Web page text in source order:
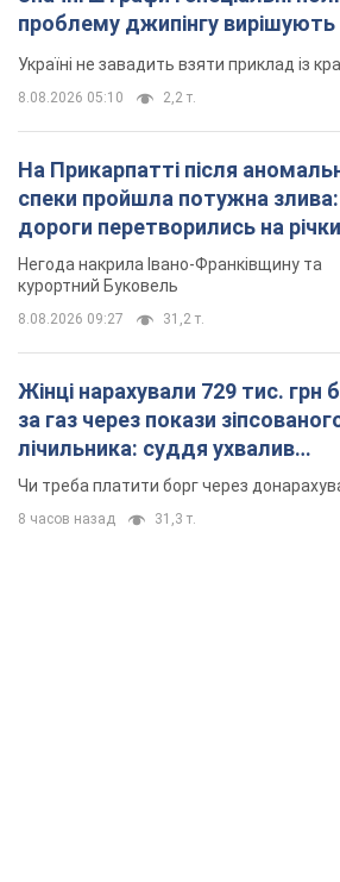
проблему джипінгу
Україні не завадить взяти приклад із
8.08.2026 05:10 2,2 т.
На Прикарпатті після
спеки пройшла потужна злива:
дороги перетворились на
Відео
Негода накрила Івано-Франківщину та
курортний Буковель
8.08.2026 09:27 31,2 т.
Жінці нарахували 729 тис. грн
за газ через покази
лічильника: суддя ухвалив
неочікуване рішення
Чи треба платити борг через
8 часов назад 31,3 т.